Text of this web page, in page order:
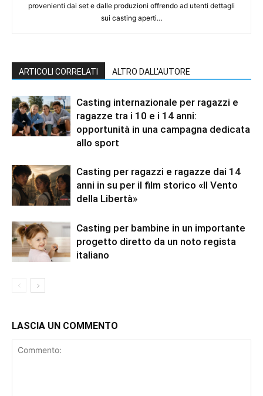
provenienti dai set e dalle produzioni offrendo ad utenti dettagli
sui casting aperti…
ARTICOLI CORRELATI ALTRO DALL'AUTORE
Casting internazionale per ragazzi e
ragazze tra i 10 e i 14 anni:
opportunità in una campagna dedicata
allo sport
Casting per ragazzi e ragazze dai 14
anni in su per il film storico «Il Vento
della Libertà»
Casting per bambine in un importante
progetto diretto da un noto regista
italiano
LASCIA UN COMMENTO